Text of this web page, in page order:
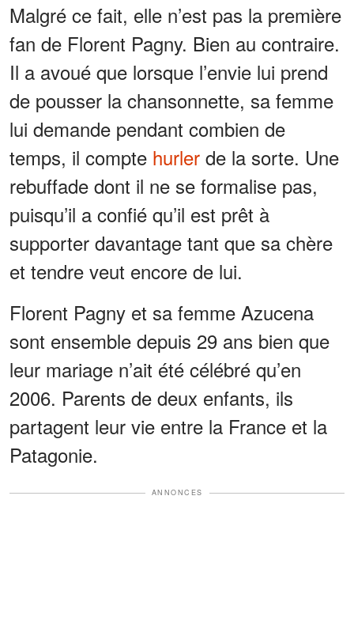
Malgré ce fait, elle n’est pas la première
fan de Florent Pagny. Bien au contraire.
Il a avoué que lorsque l’envie lui prend
de pousser la chansonnette, sa femme
lui demande pendant combien de
temps, il compte hurler de la sorte. Une
rebuffade dont il ne se formalise pas,
puisqu’il a confié qu’il est prêt à
supporter davantage tant que sa chère
et tendre veut encore de lui.
Florent Pagny et sa femme Azucena
sont ensemble depuis 29 ans bien que
leur mariage n’ait été célébré qu’en
2006. Parents de deux enfants, ils
partagent leur vie entre la France et la
Patagonie.
ANNONCES